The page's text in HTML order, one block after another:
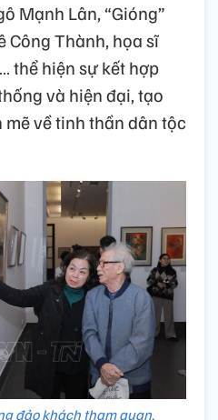
Mạnh Lân, “Gióng”
Công Thành, họa sĩ
thể hiện sự kết hợp
và hiện đại, tạo
về tinh thần dân tộc
đảo khách tham quan.